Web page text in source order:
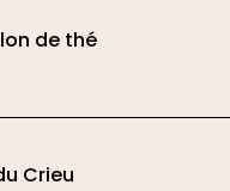
de thé
Crieu